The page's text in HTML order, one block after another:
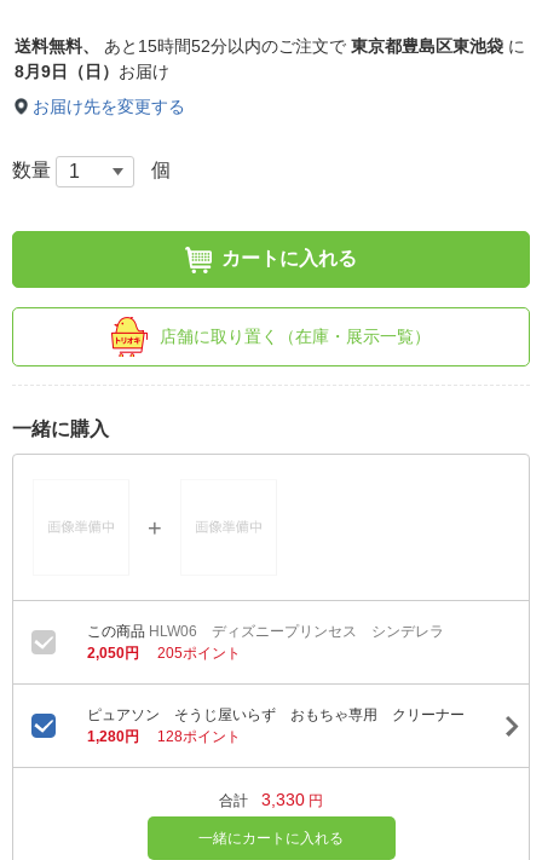
送料無料、 あと 15時間52分以内のご注文で 東京都豊島区東池袋 に
8月9日（日） お届け
お届け先を変更する
数量 個
カートに入れる
店舗に取り置く（在庫・展示一覧）
一緒に購入
HLW06 ディズニープリンセス シンデレラ
2,050円
205ポイント
ピュアソン そうじ屋いらず おもちゃ専用 クリーナー
1,280円
128ポイント
合計 3,330 円
一緒にカートに入れる